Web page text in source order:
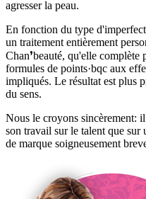
agresser la peau.
En fonction du type
un traitement entièrement
Chan❜beauté, qu'elle complète
formules de points·bqc aux
impliqués. Le résultat est plus
du sens.
Nous le croyons sincèrement:
son travail sur le talent que sur
de marque soigneusement